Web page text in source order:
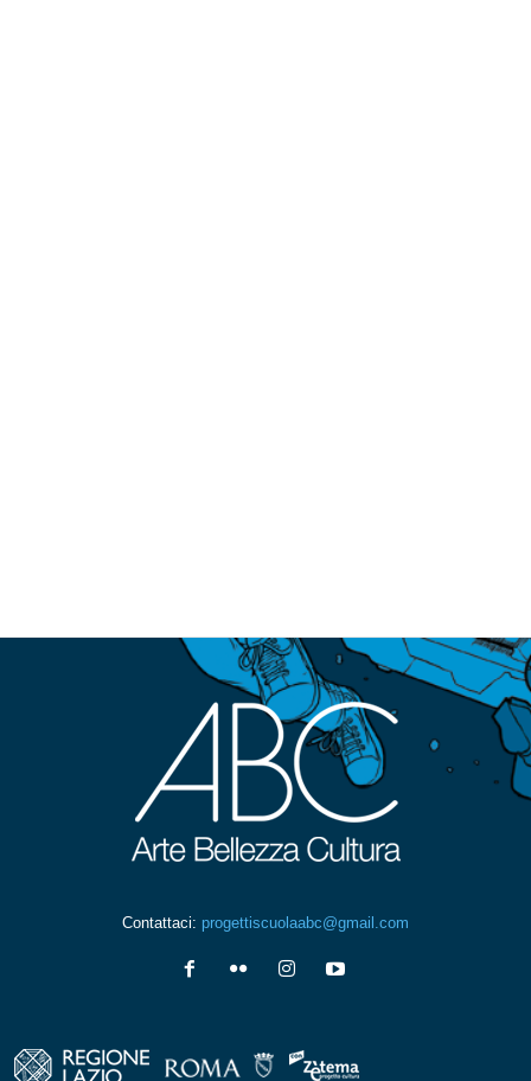
Contattaci: progettiscuolaabc@gmail.com